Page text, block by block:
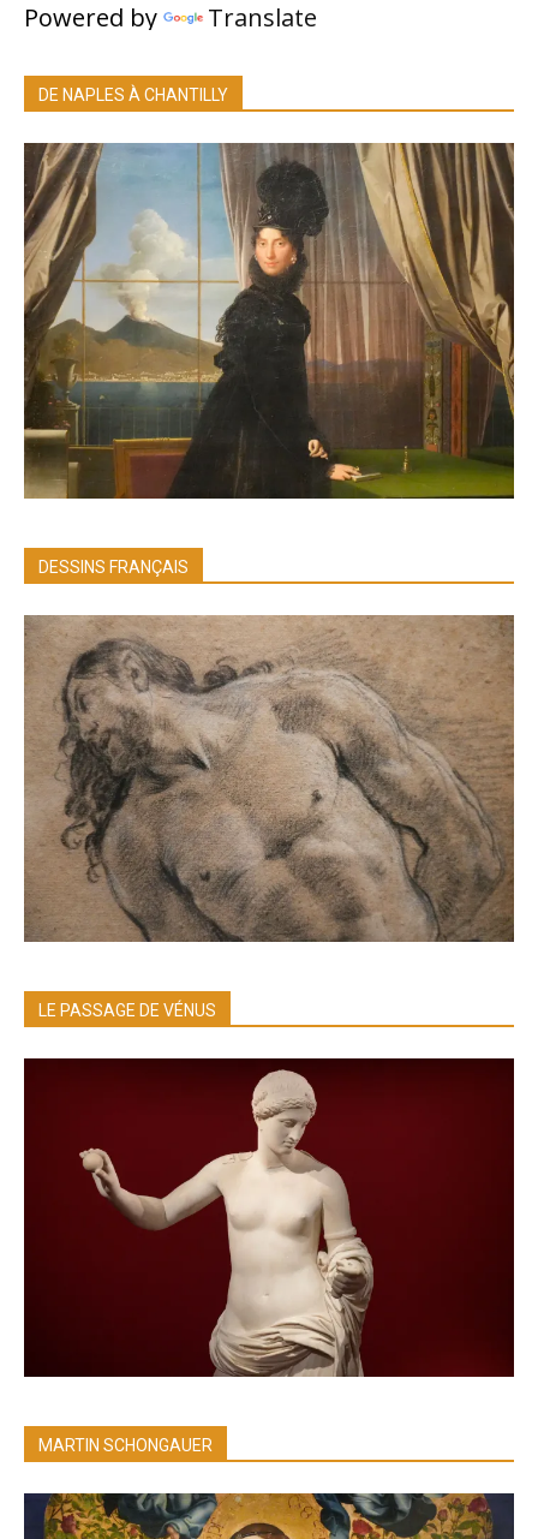
Powered by Translate
DE NAPLES À CHANTILLY
DESSINS FRANÇAIS
LE PASSAGE DE VÉNUS
MARTIN SCHONGAUER